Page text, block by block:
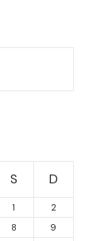
S D
1
2
8
9